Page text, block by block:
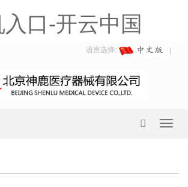
口-开云中国
语言选择: